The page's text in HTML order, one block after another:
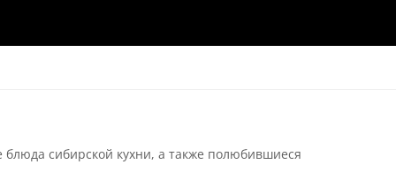
сибирской кухни, а также полюбившиеся